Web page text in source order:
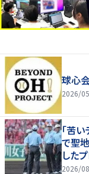
球心
2026/
｢苦
で聖
した
2026/